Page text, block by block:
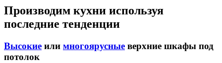
Производим кухни используя
последние тенденции
Высокие или многоярусные верхние шкафы под
потолок